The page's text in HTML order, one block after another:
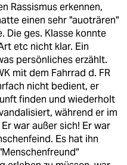
Rassismus erkennen,
einen sehr "auoträren"
Die ges. Klasse konnte
etc nicht klar. Ein
persönliches erzählt.
mit dem Fahrrad d. FR
nicht bedient, er
finden und wiederholt
während er im
war außer sich! Er war
Es hat ihn